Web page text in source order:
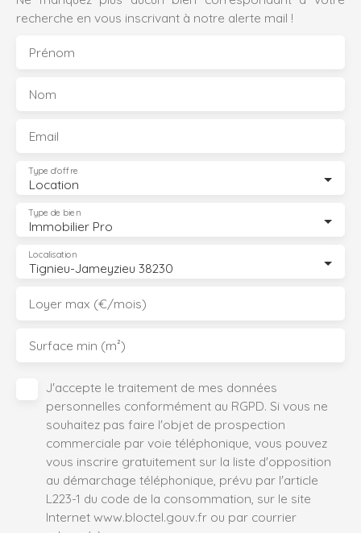
recherche en vous inscrivant à notre alerte mail !
Prénom
Nom
Email
Location
Type d'offre
Immobilier Pro
Type de bien
Tignieu-Jameyzieu 38230
Localisation
Loyer max (€/mois)
Surface min (m²)
J'accepte le traitement de mes données
personnelles conformément au RGPD. Si vous ne
souhaitez pas faire l'objet de prospection
commerciale par voie téléphonique, vous pouvez
vous inscrire gratuitement sur la liste d'opposition
au démarchage téléphonique, prévu par l'article
L223-1 du code de la consommation, sur le site
Internet www.bloctel.gouv.fr ou par courrier